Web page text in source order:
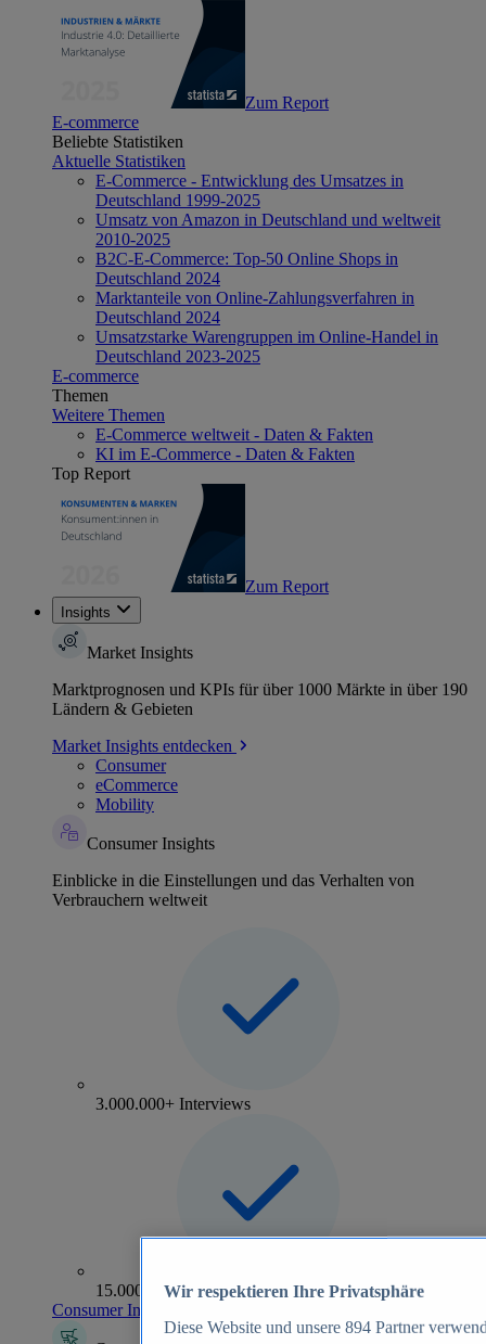
Zum Report
E-commerce
Beliebte Statistiken
Aktuelle Statistiken
E-Commerce - Entwicklung des Umsatzes in
Deutschland 1999-2025
Umsatz von Amazon in Deutschland und weltweit
2010-2025
B2C-E-Commerce: Top-50 Online Shops in
Deutschland 2024
Marktanteile von Online-Zahlungsverfahren in
Deutschland 2024
Umsatzstarke Warengruppen im Online-Handel in
Deutschland 2023-2025
E-commerce
Themen
Weitere Themen
E-Commerce weltweit - Daten & Fakten
KI im E-Commerce - Daten & Fakten
Top Report
Zum Report
Insights
Market Insights
Marktprognosen und KPIs für über 1000 Märkte in über 190
Ländern & Gebieten
Market Insights entdecken
Consumer
eCommerce
Mobility
Consumer Insights
Einblicke in die Einstellungen und das Verhalten von
Verbrauchern weltweit
3.000.000+ Interviews
15.000+ Marken
Consumer Insights entdecken
Wir respektieren Ihre Privatsphäre
Diese Website und unsere 894 Partner